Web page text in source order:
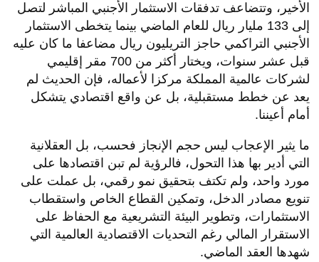
الأخير، وتتضاعف تدفقات الاستثمار الأجنبي المباشر لتصل
إلى 133 مليار ريال للعام الماضي بينما يتخطى الاستثمار
الأجنبي التراكمي حاجز التريليون ريال مضاعفا ما كان عليه
قبل عشر سنوات، ويختار أكثر من 700 مقر إقليمي
لشركات عالمية المملكة مركزا لأعماله، فإن الحديث لم
يعد عن خطط مستقبلية، بل عن واقع اقتصادي يتشكل
أمام أعيننا.
ما يثير الإعجاب ليس حجم الإنجاز فحسب، بل العقلانية
التي أدير بها هذا التحول، فالرؤية لم تبن اقتصادها على
مورد واحد، ولم تكتف بتحقيق نمو رقمي، بل عملت على
تنويع مصادر الدخل، وتمكين القطاع الخاص واستقطاب
الاستثمارات، وتطوير البيئة التشريعية مع الحفاظ على
الاستقرار المالي رغم التحديات الاقتصادية العالمية التي
شهدها العقد الماضي.